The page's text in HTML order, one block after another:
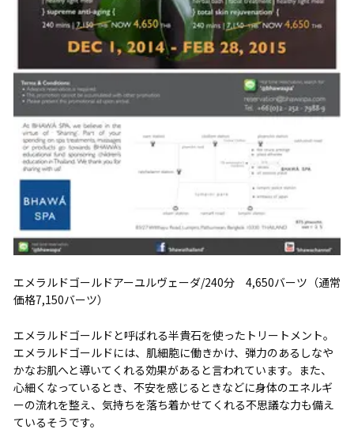
エメラルドゴールドアーユルヴェーダ/240分 4,650バーツ（通常
価格7,150バーツ）
エメラルドゴールドと呼ばれる半貴石を使ったトリートメント。
エメラルドゴールドには、肌細胞に働きかけ、弾力のあるしなや
かなお肌へと導いてくれる効果があると言われています。また、
心細くなっているとき、不安を感じるときなどに身体のエネルギ
ーの流れを整え、気持ちを落ち着かせてくれる不思議な力も備え
ているそうです。